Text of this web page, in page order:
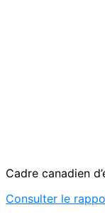
Cadre canadien
Consulter le